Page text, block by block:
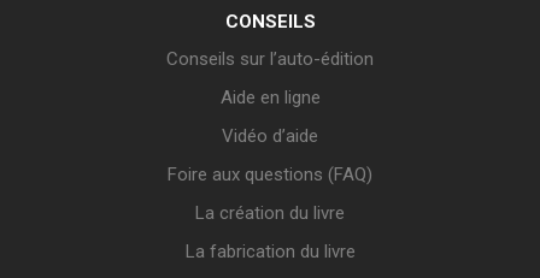
CONSEILS
Conseils sur l’auto-édition
Aide en ligne
Vidéo d’aide
Foire aux questions (FAQ)
La création du livre
La fabrication du livre